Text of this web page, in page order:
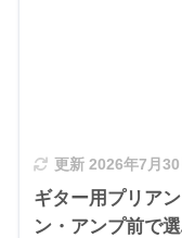
更新2026年7月30
ギター用プリア
ン・アンプ前で